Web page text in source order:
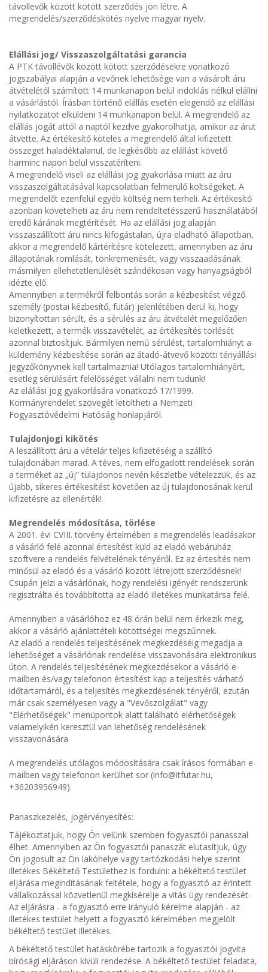
távollevők között kötött szerződés jön létre. A
megrendelés/szerződéskötés nyelve magyar nyelv.
Elállási jog/ Visszaszolgáltatási garancia
A PTK távollévők között kötött szerződésekre vonatkozó
jogszabályai alapján a vevőnek lehetősége van a vásárolt áru
átvételétől számított 14 munkanapon belül indoklás nélkül elállni
a vásárlástól. Írásban történő elállás esetén elegendő az elállási
nyilatkozatot elküldeni 14 munkanapon belül. A megrendelő az
elállás jogát attól a naptól kezdve gyakorolhatja, amikor az árut
átvette. Az értékesítő köteles a megrendelő által kifizetett
összeget haladéktalanul, de legkésőbb az elállást követő
harminc napon belül visszatéríteni.
A megrendelő viseli az elállási jog gyakorlása miatt az áru
visszaszolgáltatásával kapcsolatban felmerülő költségeket. A
megrendelőt ezenfelül egyéb költség nem terheli. Az értékesítő
azonban követelheti az áru nem rendeltetésszerű használatából
eredő kárának megtérítését. Ha az elállási jog alapján
visszaszállított áru nincs kifogástalan, újra eladható állapotban,
akkor a megrendelő kártérítésre kötelezett, amennyiben az áru
állapotának romlását, tönkremenését, vagy visszaadásának
másmilyen ellehetetlenülését szándékosan vagy hanyagságból
idézte elő.
Amennyiben a termékről felbontás során a kézbesítést végző
személy (postai kézbesítő, futár) jelenlétében derül ki, hogy
bizonyítottan sérült, és a sérülés az áru átvételét megelőzően
keletkezett, a termék visszavételét, az értékesítés törlését
azonnal biztosítjuk. Bármilyen nemű sérülést, tartalomhiányt a
küldemény kézbesítése során az átadó-átvevő közötti tényállási
jegyzőkönyvnek kell tartalmaznia! Utólagos tartalomhiányért,
esetleg sérülésért felelősséget vállalni nem tudunk!
Az elállási jog gyakorlására vonatkozó 17/1999.
Kormányrendelet szövegét letöltheti a Nemzeti
Fogyasztóvédelmi Hatóság honlapjáról.
Tulajdonjogi kikötés
A leszállított áru a vételár teljes kifizetéséig a szállító
tulajdonában marad. A téves, nem elfogadott rendelések során
a terméket az „új” tulajdonos nevén készletbe vételezzük, és az
újabb, sikeres értékesítést követően az új tulajdonosának kerül
kifizetésre az ellenérték!
Megrendelés módosítása, törlése
A 2001. évi CVIII. törvény értelmében a megrendelés leadásakor
a vásárló felé azonnal értesítést küld az eladó webáruház
szoftvere a rendelés felvételének tényéről. Ez az értesítés nem
minősül az eladó és a vásárló között létrejött szerződésnek!
Csupán jelzi a vásárlónak, hogy rendelési igényét rendszerünk
regisztrálta és továbbította az eladó illetékes munkatársa felé.
Amennyiben a vásárlóhoz ez 48 órán belül nem érkezik meg,
akkor a vásárló ajánlattételi kötöttségei megszűnnek.
Az eladó a rendelés teljesítésének megkezdéséig megadja a
lehetőséget a vásárlónak rendelése visszavonására elektronikus
úton. A rendelés teljesítésének megkezdésekor a vásárló e-
mailben és/vagy telefonon értesítést kap a teljesítés várható
időtartamáról, és a teljesítés megkezdésének tényéről, ezután
már csak személyesen vagy a "Vevőszolgálat" vagy
"Elérhetőségek" menüpontok alatt található elérhetőségek
valamelyikén keresztül van lehetőség rendelésének
visszavonására
A megrendelés utólagos módosítására csak írásos formában e-
mailben vagy telefonon kerülhet sor (info@itfutar.hu,
+36203956949).
Panaszkezelés, jogérvényesítés:
Tájékoztatjuk, hogy Ön velünk szemben fogyasztói panasszal
élhet. Amennyiben az Ön fogyasztói panaszát elutasítjuk, úgy
Ön jogosult az Ön lakóhelye vagy tartózkodási helye szerint
illetékes Békéltető Testülethez is fordulni: a békéltető testület
eljárása megindításának feltétele, hogy a fogyasztó az érintett
vállalkozással közvetlenül megkísérelje a vitás ügy rendezését.
Az eljárásra - a fogyasztó erre irányuló kérelme alapján - az
illetékes testület helyett a fogyasztó kérelmében megjelölt
békéltető testület illetékes.
A békéltető testület hatáskörébe tartozik a fogyasztói jogvita
bírósági eljáráson kívüli rendezése. A békéltető testület feladata,